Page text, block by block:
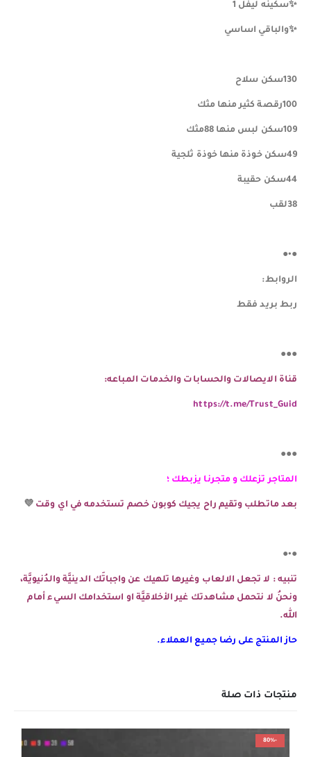
✨️سكينه ليفل 1
✨️والباقي اساسي
130سكن سلاح
100رقصة كثير منها مثك
109سكن لبس منها 88مثك
49سكن خوذة منها خوذة ثلجية
44سكن حقيبة
38لقب
●•●
الروابط:
ربط بريد فقط
●●●
قناة الايصالات والحسابات والخدمات المباعه:
https://t.me/Trust_Guid
●●●
المتاجر تزعلك و متجرنا يزبطك ؛
بعد ماتطلب وتقيم راح يجيك كوبون خصم تستخدمه في اي وقت 💜
●•●
تنبيه : لا تجعل الالعاب وغيرها تلهيك عن واجباتَك الدينيَّة والدُنيويَّة،
ونحنُ لا نتحمل مشاهدتك غير الأخلاقيَّة او استخدامك السيء أمام
الله.
حاز المنتج على رضا جميع العملاء.
منتجات ذات صلة
-80%